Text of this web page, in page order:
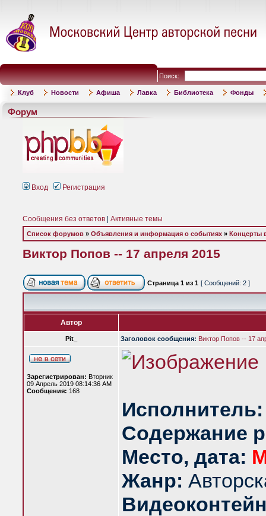
Поиск:
Клуб Новости Афиша Лавка Библиотека Фонды
Форум
Вход Регистрация
Сообщения без ответов Активные темы
Список форумов » Объявления и информация о событиях » Концерты
Виктор Попов -- 17 апреля 2015
Страница 1 из 1 [ Сообщений: 2 ]
Автор
Pit_ Заголовок сообщения: Виктор Попов -- 17
Зарегистрирован: Вторник
09 Апрель 2019 08:14:36 AM
Сообщения: 168
Исполнитель:
Содержание
Место, дата:
Жанр: